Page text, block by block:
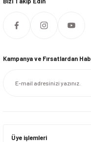
Kampanya ve Fırsatlardan
Üye işlemleri